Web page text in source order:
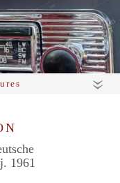
1961